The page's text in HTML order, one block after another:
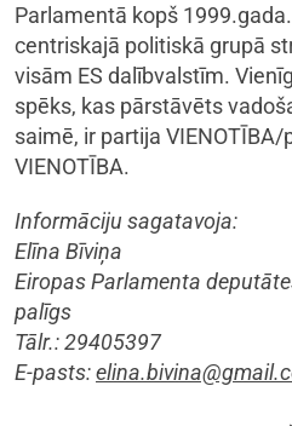
Parlamentā kopš
centriskajā politiskā grupā
visām ES dalībvalstīm.
spēks, kas pārstāvēts
saimē, ir partija
VIENOTĪBA.
Informāciju sagatavoja:
Elīna Bīviņa
Eiropas Parlamenta
palīgs
Tālr.: 29405397
E-pasts: